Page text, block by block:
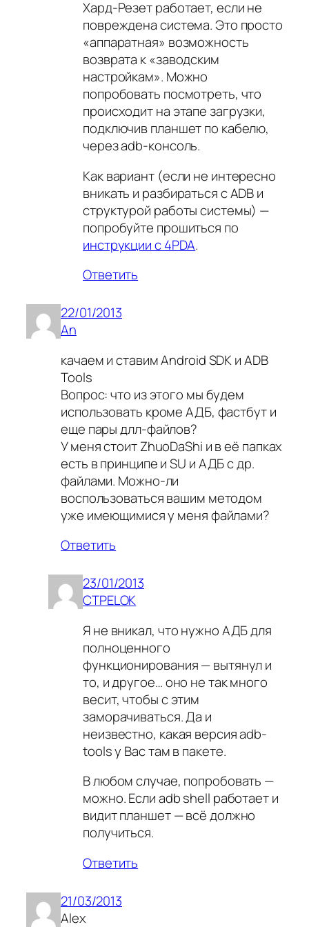
Хард-Резет работает, если не
повреждена система. Это просто
«аппаратная» возможность
возврата к «заводским
настройкам». Можно
попробовать посмотреть, что
происходит на этапе загрузки,
подключив планшет по кабелю,
через adb-консоль.
Как вариант (если не интересно
вникать и разбираться с ADB и
структурой работы системы) —
попробуйте прошиться по
инструкции с 4PDA.
Ответить
22/01/2013
An
качаем и ставим Android SDK и ADB
Tools
Вопрос: что из этого мы будем
использовать кроме АДБ, фастбут и
еще пары длл-файлов?
У меня стоит ZhuoDaShi и в её папках
есть в принципе и SU и АДБ с др.
файлами. Можно-ли
воспользоваться вашим методом
уже имеющимися у меня файлами?
Ответить
23/01/2013
CTPELOK
Я не вникал, что нужно АДБ для
полноценного
функционирования — вытянул и
то, и другое… оно не так много
весит, чтобы с этим
заморачиваться. Да и
неизвестно, какая версия adb-
tools у Вас там в пакете.
В любом случае, попробовать —
можно. Если adb shell работает и
видит планшет — всё должно
получиться.
Ответить
21/03/2013
Alex